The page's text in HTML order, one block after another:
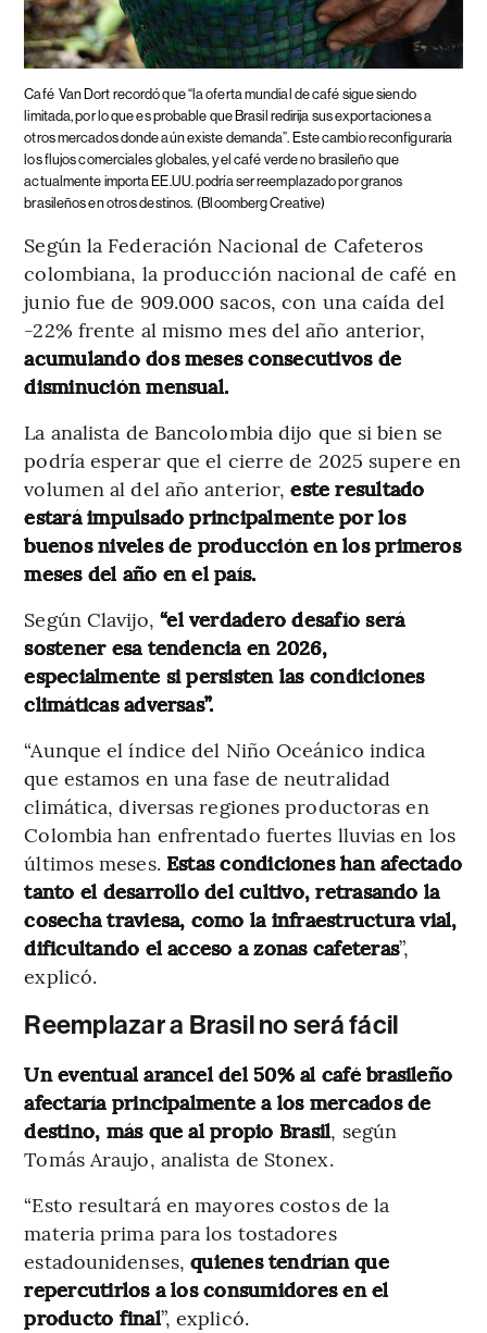
Café Van Dort recordó que “la oferta mundial de café sigue siendo
limitada, por lo que es probable que Brasil redirija sus exportaciones a
otros mercados donde aún existe demanda”. Este cambio reconfiguraría
los flujos comerciales globales, y el café verde no brasileño que
actualmente importa EE.UU. podría ser reemplazado por granos
brasileños en otros destinos. (Bloomberg Creative)
Según la Federación Nacional de Cafeteros
colombiana, la producción nacional de café en
junio fue de 909.000 sacos, con una caída del
-22% frente al mismo mes del año anterior,
acumulando dos meses consecutivos de
disminución mensual.
La analista de Bancolombia dijo que si bien se
podría esperar que el cierre de 2025 supere en
volumen al del año anterior,este resultado
estará impulsado principalmente por los
buenos niveles de producción en los primeros
meses del año en el país.
Según Clavijo, “el verdadero desafío será
sostener esa tendencia en 2026,
especialmente si persisten las condiciones
climáticas adversas”.
“Aunque el índice del Niño Oceánico indica
que estamos en una fase de neutralidad
climática, diversas regiones productoras en
Colombia han enfrentado fuertes lluvias en los
últimos meses. Estas condiciones han afectado
tanto el desarrollo del cultivo, retrasando la
cosecha traviesa, como la infraestructura vial,
dificultando el acceso a zonas cafeteras”,
explicó.
Reemplazar a Brasil no será fácil
Un eventual arancel del 50% al café brasileño
afectaría principalmente a los mercados de
destino, más que al propio Brasil, según
Tomás Araujo, analista de Stonex.
“Esto resultará en mayores costos de la
materia prima para los tostadores
estadounidenses,quienes tendrían que
repercutirlos a los consumidores en el
producto final”, explicó.